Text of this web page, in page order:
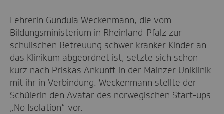
Lehrerin Gundula Weckenmann, die vom
Bildungsministerium in Rheinland-Pfalz zur
schulischen Betreuung schwer kranker Kinder an
das Klinikum abgeordnet ist, setzte sich schon
kurz nach Priskas Ankunft in der Mainzer Uniklinik
mit ihr in Verbindung. Weckenmann stellte der
Schülerin den Avatar des norwegischen Start-ups
„No Isolation“ vor.